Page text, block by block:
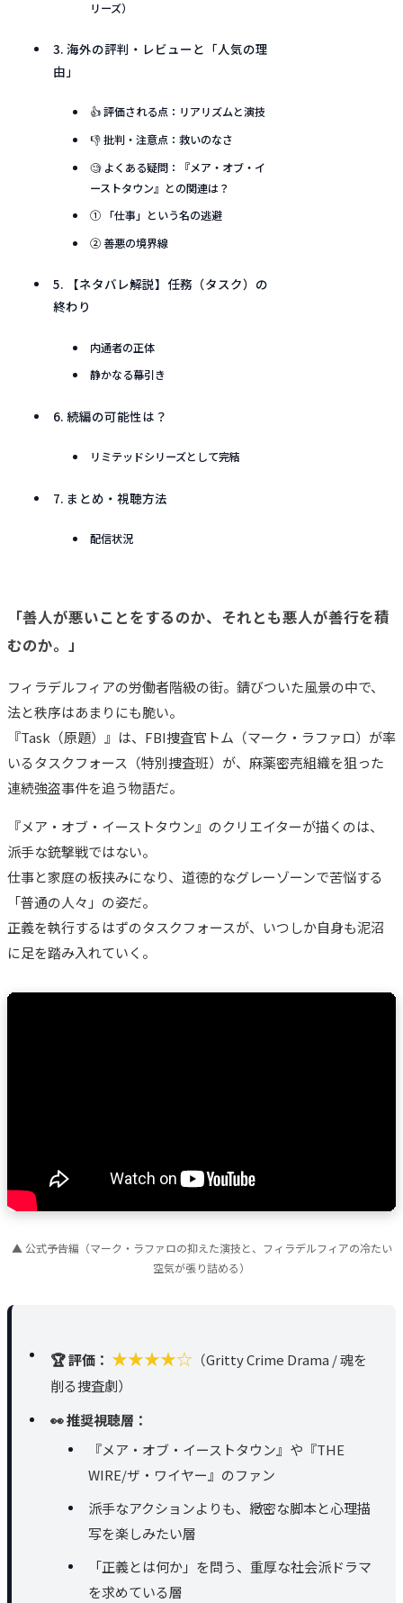
リーズ）
3. 海外の評判・レビューと「人気の理
由」
👍 評価される点：リアリズムと演技
👎 批判・注意点：救いのなさ
🧐 よくある疑問：『メア・オブ・イ
ーストタウン』との関連は？
① 「仕事」という名の逃避
② 善悪の境界線
5. 【ネタバレ解説】任務（タスク）の
終わり
内通者の正体
静かなる幕引き
6. 続編の可能性は？
リミテッドシリーズとして完結
7. まとめ・視聴方法
配信状況
「善人が悪いことをするのか、それとも悪人が善行を積
むのか。」
フィラデルフィアの労働者階級の街。錆びついた風景の中で、
法と秩序はあまりにも脆い。
『Task（原題）』は、FBI捜査官トム（マーク・ラファロ）が率
いるタスクフォース（特別捜査班）が、麻薬密売組織を狙った
連続強盗事件を追う物語だ。
『メア・オブ・イーストタウン』のクリエイターが描くのは、
派手な銃撃戦ではない。
仕事と家庭の板挟みになり、道徳的なグレーゾーンで苦悩する
「普通の人々」の姿だ。
正義を執行するはずのタスクフォースが、いつしか自身も泥沼
に足を踏み入れていく。
▲ 公式予告編（マーク・ラファロの抑えた演技と、フィラデルフィアの冷たい
空気が張り詰める）
🏆 評価： ★★★★☆ （Gritty Crime Drama / 魂を
削る捜査劇）
👀 推奨視聴層：
『メア・オブ・イーストタウン』や『THE
WIRE/ザ・ワイヤー』のファン
派手なアクションよりも、緻密な脚本と心理描
写を楽しみたい層
「正義とは何か」を問う、重厚な社会派ドラマ
を求めている層